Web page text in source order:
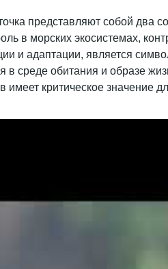
представляют собой
в морских экосистемах,
и адаптации, является
среде обитания и образе
критическое значение